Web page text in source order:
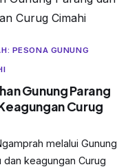
PESONA GUNUNG
Gunung Parang
Curug
melalui Gunung
keagungan Curug